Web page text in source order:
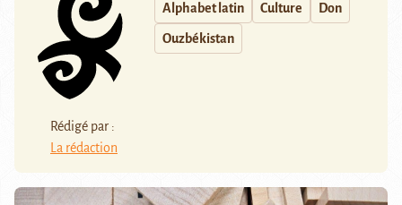
Rédigé par :
La rédaction
Alphabet latin Culture Don
Ouzbékistan